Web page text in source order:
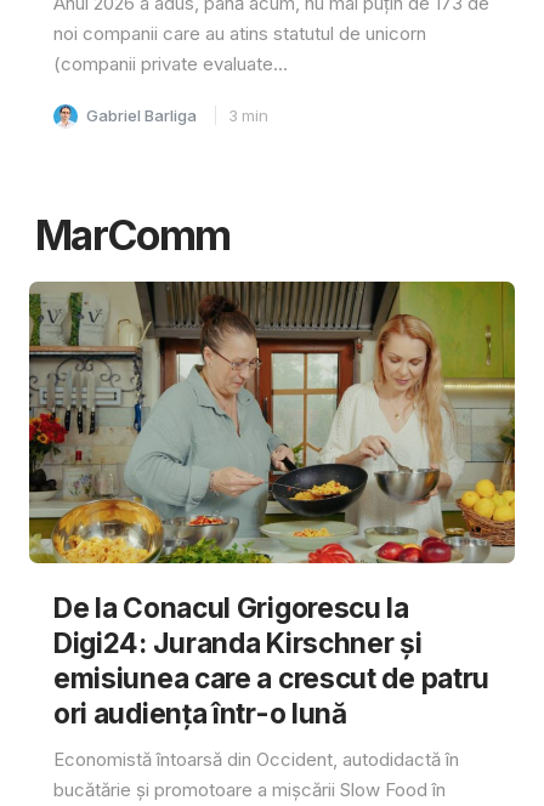
noi companii care au atins statutul de unicorn
(companii private evaluate...
Gabriel Barliga 3 min
MarComm
De la Conacul Grigorescu la
Digi24: Juranda Kirschner și
emisiunea care a crescut de patru
ori audiența într-o lună
Economistă întoarsă din Occident, autodidactă în
bucătărie și promotoare a mișcării Slow Food în